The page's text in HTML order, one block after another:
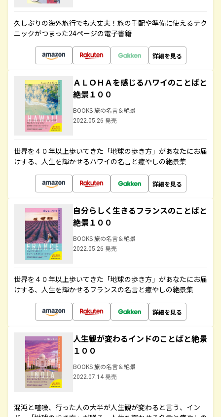
久しぶりの海外旅行でも大丈夫！旅の手配や準備に使えるテク
ニックがつまった24ページの電子書籍
詳細を見る
ＡＬＯＨＡを感じるハワイのことばと
絶景１００
BOOKS 旅の名言＆絶景
2022.05.26 発売
世界を４０年以上歩いてきた「地球の歩き方」があなたにお届
けする、人生を輝かせるハワイの名言と癒やしの絶景集
詳細を見る
自分らしく生きるフランスのことばと
絶景１００
BOOKS 旅の名言＆絶景
2022.05.26 発売
世界を４０年以上歩いてきた「地球の歩き方」があなたにお届
けする、人生を輝かせるフランスの名言と癒やしの絶景集
詳細を見る
人生観が変わるインドのことばと絶景
１００
BOOKS 旅の名言＆絶景
2022.07.14 発売
混沌と喧噪、行った人の大半が人生観が変わると言う、イン